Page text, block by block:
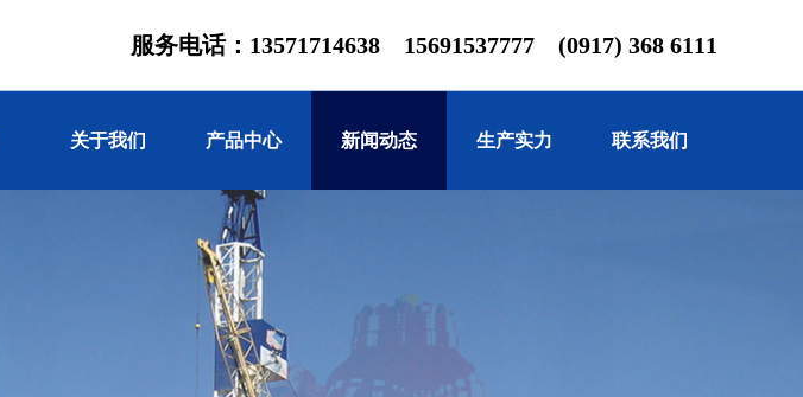
服务电话：13571714638 15691537777 (0917) 368 6111
关于我们 产品中心 新闻动态 生产实力 联系我们